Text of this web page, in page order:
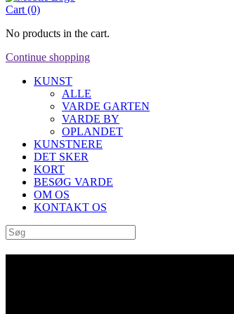
Cart (0)
No products in the cart.
Continue shopping
KUNST
ALLE
VARDE GARTEN
VARDE BY
OPLANDET
KUNSTNERE
DET SKER
KORT
BESØG VARDE
OM OS
KONTAKT OS